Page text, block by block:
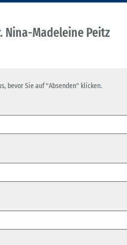
Nina-Madeleine Peitz
bevor Sie auf "Absenden" klicken.